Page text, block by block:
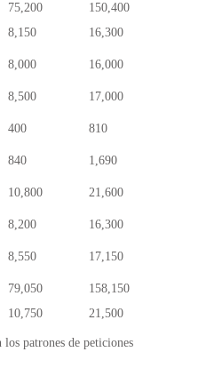
75,200
150,400
8,150
16,300
8,000
16,000
8,500
17,000
400
810
840
1,690
10,800
21,600
8,200
16,300
8,550
17,150
79,050
158,150
10,750 21,500
los patrones de peticiones